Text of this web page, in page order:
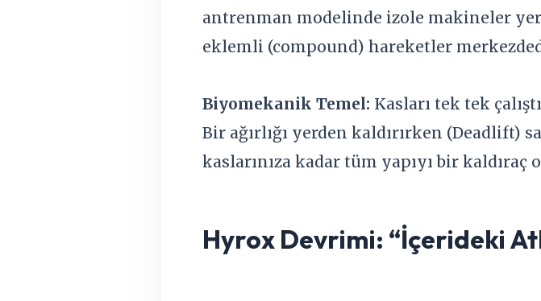
antrenman modelinde izole makineler
eklemli (compound) hareketler
Biyomekanik Temel: Kasları tek tek
Bir ağırlığı yerden kaldırırken (Deadlift)
kaslarınıza kadar tüm yapıyı bir
Hyrox Devrimi: “İçerideki